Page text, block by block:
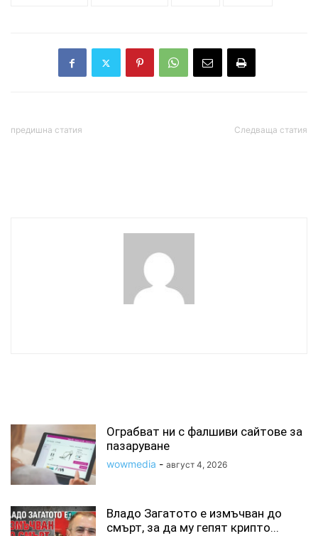
предишна статия Следваща статия
Ограбват ни с фалшиви сайтове за
пазаруване
wowmedia - август 4, 2026
Владо Загатото е измъчван до
смърт, за да му гепят крипто...